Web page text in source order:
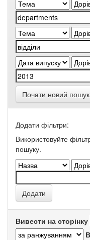
Почати новий пошук
Додати фільтри:
Використовуйте
пошуку.
Вивести на сторінку